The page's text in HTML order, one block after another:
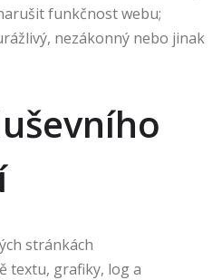
funkčnost webu;
nezákonný nebo jinak
stránkách
textu, grafiky, log a